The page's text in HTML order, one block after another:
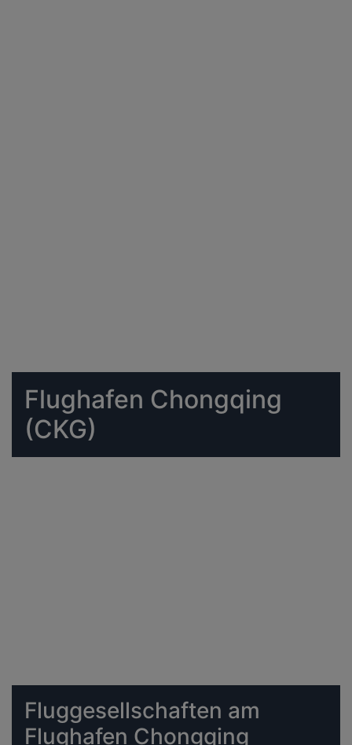
Flughafen Chongqing
(CKG)
Fluggesellschaften am
Flughafen Chongqing